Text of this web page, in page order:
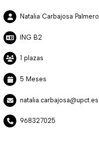
Natalia Carbajosa Palmero
ING B2
1 plazas
5 Meses
natalia.carbajosa@upct.es
968327025